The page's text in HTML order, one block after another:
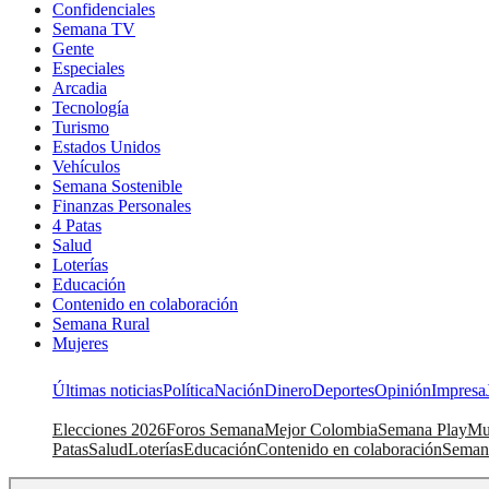
Confidenciales
Semana TV
Gente
Especiales
Arcadia
Tecnología
Turismo
Estados Unidos
Vehículos
Semana Sostenible
Finanzas Personales
4 Patas
Salud
Loterías
Educación
Contenido en colaboración
Semana Rural
Mujeres
Últimas noticiasPolíticaNaciónDineroDeportesOpiniónImpresa
Elecciones 2026Foros SemanaMejor ColombiaSemana Play
PatasSaludLoteríasEducaciónContenido en colaboración